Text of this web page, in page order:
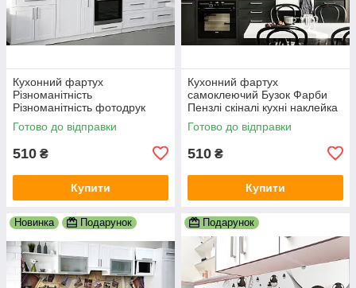
Кухонний фартух
Різноманітність
Різноманітність фотодрук
наклейка на стіну кухні
абстракція 600х2000 мм
Готово до відправки
510 ₴
Купити
Кухонний фартух
самоклеючий Бузок Фарби
Пензлі скіналі кухні наклейка
ПВХ дошки фіолетовий
600х2000 мм
Готово до відправки
510 ₴
Купити
Новинка Подарунок Подарунок